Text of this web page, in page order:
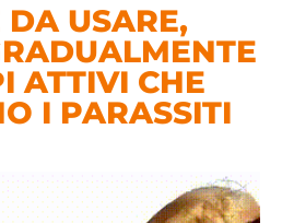
DA USARE,
ATTIVI CHE
I PARASSITI